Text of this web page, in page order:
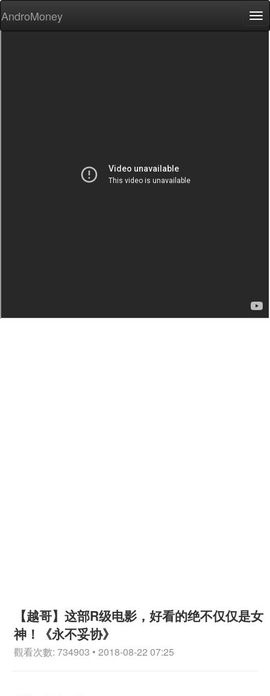
AndroMoney
【越哥】这部R级电影，好看的绝不仅仅是女
神！《永不妥协》
觀看次數: 734903 • 2018-08-22 07:25